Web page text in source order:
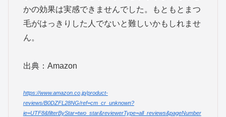
かの効果は実感できませんでした。もともとまつ
毛がはっきりした人でないと難しいかもしれませ
ん。
出典：Amazon
https://www.amazon.co.jp/product-
reviews/B0DZFL28NG/ref=cm_cr_unknown?
ie=UTF8&filterByStar=two_star&reviewerType=all_reviews&pageNumber